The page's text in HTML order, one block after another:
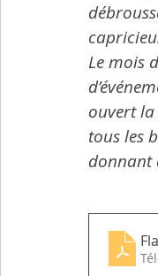
Le mois
ouvert la
tous les
donnant